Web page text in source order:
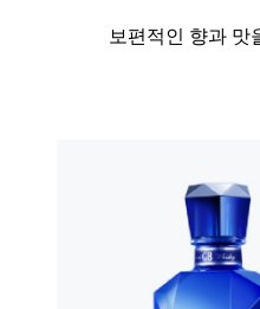
보편적인 향과 맛